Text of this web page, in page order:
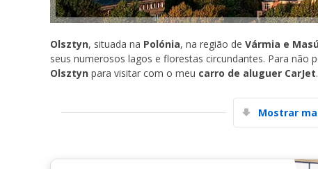
Olsztyn, situada na Polónia, na região de Vármia e
seus numerosos lagos e florestas circundantes. Para não
Olsztyn para visitar com o meu carro de aluguer CarJet.
Mostrar